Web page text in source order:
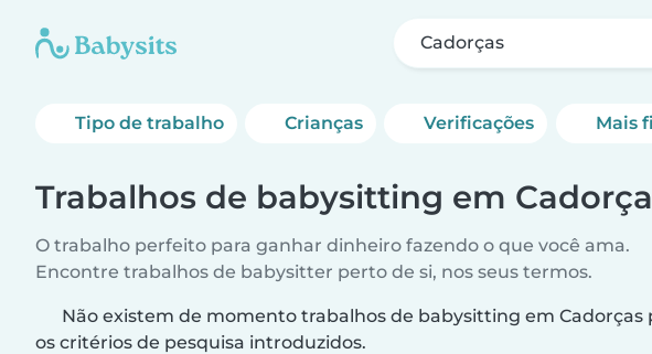
Cadorças
Tipo de trabalho Crianças Verificações Mais
Trabalhos de babysitting em
O trabalho perfeito para ganhar dinheiro fazendo o que você ama.
Encontre trabalhos de babysitter perto de si, nos seus termos.
Não existem de momento trabalhos de babysitting em Cadorças
os critérios de pesquisa introduzidos.